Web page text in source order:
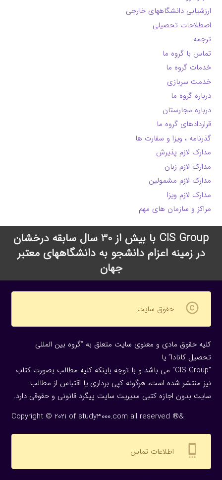
ارزشیابی دانشگاههای خارجی
اصطلاحات تحصیلی
ترجمه
تماس با گروه ما
خدمات گروه ما
خدمت سربازی
درباره گروه ما
درباره مجارستان
قراردادهای گروه ما
گذرنامه ، ویزا و سفارت ها
مدارک لازم پذیرش
مدارک لازم زبان
مدارک لازم مشمولین
مدارک لازم ویزا
مراکز و سازمان های مهم
CIS Group با بیش از 30 سال سابقه درخشان
در زمینه اعزام دانشجو به دانشگاههای معتبر
جهان
copyright حقوق سایت
کلیه حقوق مادی و معنوی سایت متعلق به “گروه بین المللی
تحصیل کانادا” یا
“CIS Group” می باشد و با توجه باینکه کلیه مطالب بصورت کتاب
نیز منتشر شده است، هرگونه كپی برداری یا اقتباس از مطالب
سایت بدون اجازه كتبی مدیریت سایت پیگرد قانونی و حقوقی دارد.
Copyright © 2021 of study3000.com all reserved ®&
settings_cell اطلاعات تماس